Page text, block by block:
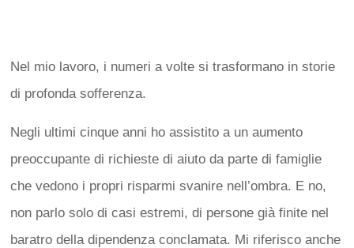
Nel mio lavoro, i numeri a volte si trasformano in storie
di profonda sofferenza.
Negli ultimi cinque anni ho assistito a un aumento
preoccupante di richieste di aiuto da parte di famiglie
che vedono i propri risparmi svanire nell’ombra. E no,
non parlo solo di casi estremi, di persone già finite nel
baratro della dipendenza conclamata. Mi riferisco anche